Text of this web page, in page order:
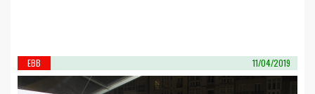
EBB 11/04/2019